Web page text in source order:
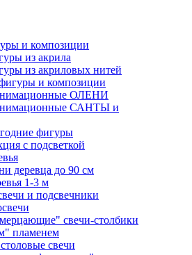
и композиции
из акрила
из акриловых нитей
и композиции
ОЛЕНИ
САНТЫ и
фигуры
с подсветкой
деревца до 90 см
1-3 м
и подсвечники
свечи-столбики
пламенем
свечи